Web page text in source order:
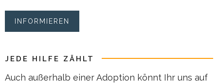
INFORMIEREN
JEDE HILFE ZÄHLT
Auch außerhalb einer Adoption könnt Ihr uns auf